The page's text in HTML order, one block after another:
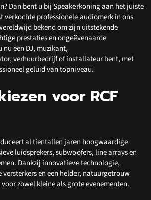
Dan bent u bij Speakerkoning aan het juiste
verkochte professionele audiomerk in ons
bekend om zijn uitstekende
prestaties en ongeëvenaarde
een DJ, muzikant,
verhuurbedrijf of installateur bent, met
geluid van topniveau.
voor RCF
al tientallen jaren hoogwaardige
luidsprekers, subwoofers, line arrays en
Dankzij innovatieve technologie,
en een helder, natuurgetrouw
voor zowel kleine als grote evenementen.